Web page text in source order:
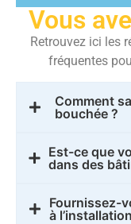
Vous
Retrouvez ici les
fréquentes
Comment
bouchée ?
Est-ce que
dans des
Fournissez-
à